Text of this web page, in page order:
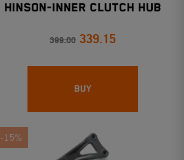
HINSON-INNER CLUTCH HUB
399.00 339.15
BUY
-15%